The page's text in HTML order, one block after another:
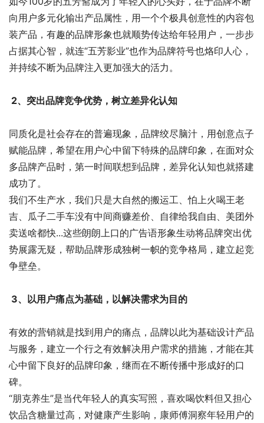
向用户多元化输出产品属性，用一个个极具创意性的内容包
装产品，有趣的品牌形象也就顺势传达给年轻用户，一步步
占据其心智，就连“五芳影业”也作为品牌符号也烙印人心，
并持续不断为品牌注入更加强大的活力。
2、突出品牌竞争优势，树立差异化认知
同质化是社会存在的普遍现象，品牌绞尽脑汁，用创意点子
赋能品牌，希望在用户心中留下特殊的品牌印象，在面对众
多品牌产品时，第一时间联想到品牌，差异化认知也就搭建
成功了。
我们不生产水，我们只是大自然的搬运工、怕上火喝王老
吉、瓜子二手车没有中间商赚差价、自律给我自由、美团外
卖送啥都快...这些朗朗上口的广告语形象生动将品牌突出优
势展露无疑，帮助品牌形成独树一帜的竞争格局，建立起竞
争壁垒。
3、以用户痛点为基础，以解决需求为目的
有效的营销就是找到用户的痛点，品牌以此为基础设计产品
与服务，建立一个行之有效解决用户需求的措施，才能在其
心中留下良好的品牌印象，继而在不断传播中形成好的口
碑。
“朋克养生”是当代年轻人的真实写照，喜欢喝饮料但又担心
饮品含糖量过高，对健康产生影响，康师傅洞察年轻用户的